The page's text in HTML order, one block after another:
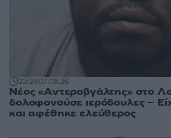
23:2907.08.26
Νέος «Αντεροβγάλτης» στο
δολοφονούσε ιερόδουλες –
και αφέθηκε ελεύθερος